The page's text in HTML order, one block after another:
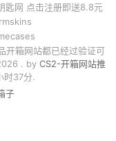
匙网 点击注册即送8.8元
开箱网站都已经过验证可
. by CS2-开箱网站推
时37分.
子